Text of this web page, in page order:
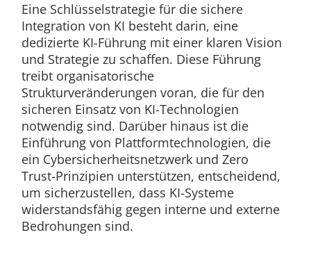
Eine Schlüsselstrategie für die sichere
Integration von KI besteht darin, eine
dedizierte KI-Führung mit einer klaren Vision
und Strategie zu schaffen. Diese Führung
treibt organisatorische
Strukturveränderungen voran, die für den
sicheren Einsatz von KI-Technologien
notwendig sind. Darüber hinaus ist die
Einführung von Plattformtechnologien, die
ein Cybersicherheitsnetzwerk und Zero
Trust-Prinzipien unterstützen, entscheidend,
um sicherzustellen, dass KI-Systeme
widerstandsfähig gegen interne und externe
Bedrohungen sind.